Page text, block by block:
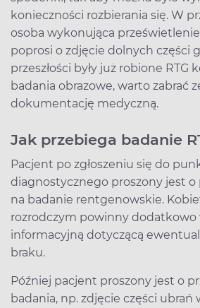
konieczności rozbierania się. W
osoba wykonująca
poprosi o zdjęcie dolnych części
przeszłości były już robione RTG
badania obrazowe, warto zabrać
dokumentację medyczną.
Jak przebiega badanie
Pacjent po zgłoszeniu się do
diagnostycznego proszony jest
na badanie rentgenowskie.
rozrodczym powinny dodatkowo
informacyjną dotyczącą
braku.
Później pacjent proszony jest o
badania, np. zdjęcie części ubrań